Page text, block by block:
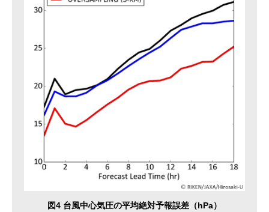
図4 台風中心気圧の平均絶対予報誤差（hPa）